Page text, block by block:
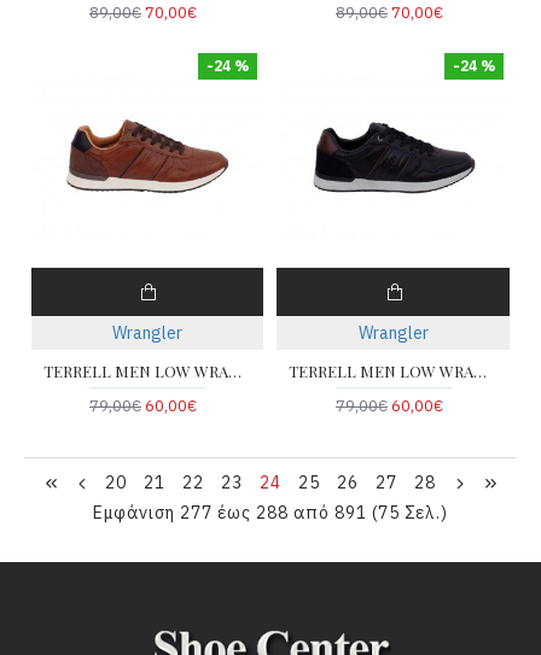
89,00€70,00€
89,00€70,00€
-24 %
Wrangler
TERRELL MEN LOW WRANGLER 20253020-JCU
79,00€60,00€
-24 %
Wrangler
TERRELL MEN LOW WRANGLER 20253020-25Y
79,00€60,00€
20 21 22 23 24 25 26 27
28
Εμφάνιση 277 έως 288 από 891 (75 Σελ.)